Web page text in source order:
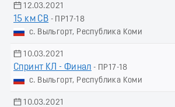
12.03.2021
15 км СВ - ПР17-18
с. Выльгорт, Республика Коми
10.03.2021
Спринт КЛ - Финал - ПР17-18
с. Выльгорт, Республика Коми
10.03.2021